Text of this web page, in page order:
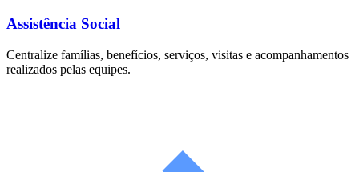
Assistência Social
Centralize famílias, benefícios, serviços, visitas e acompanhamentos
realizados pelas equipes.